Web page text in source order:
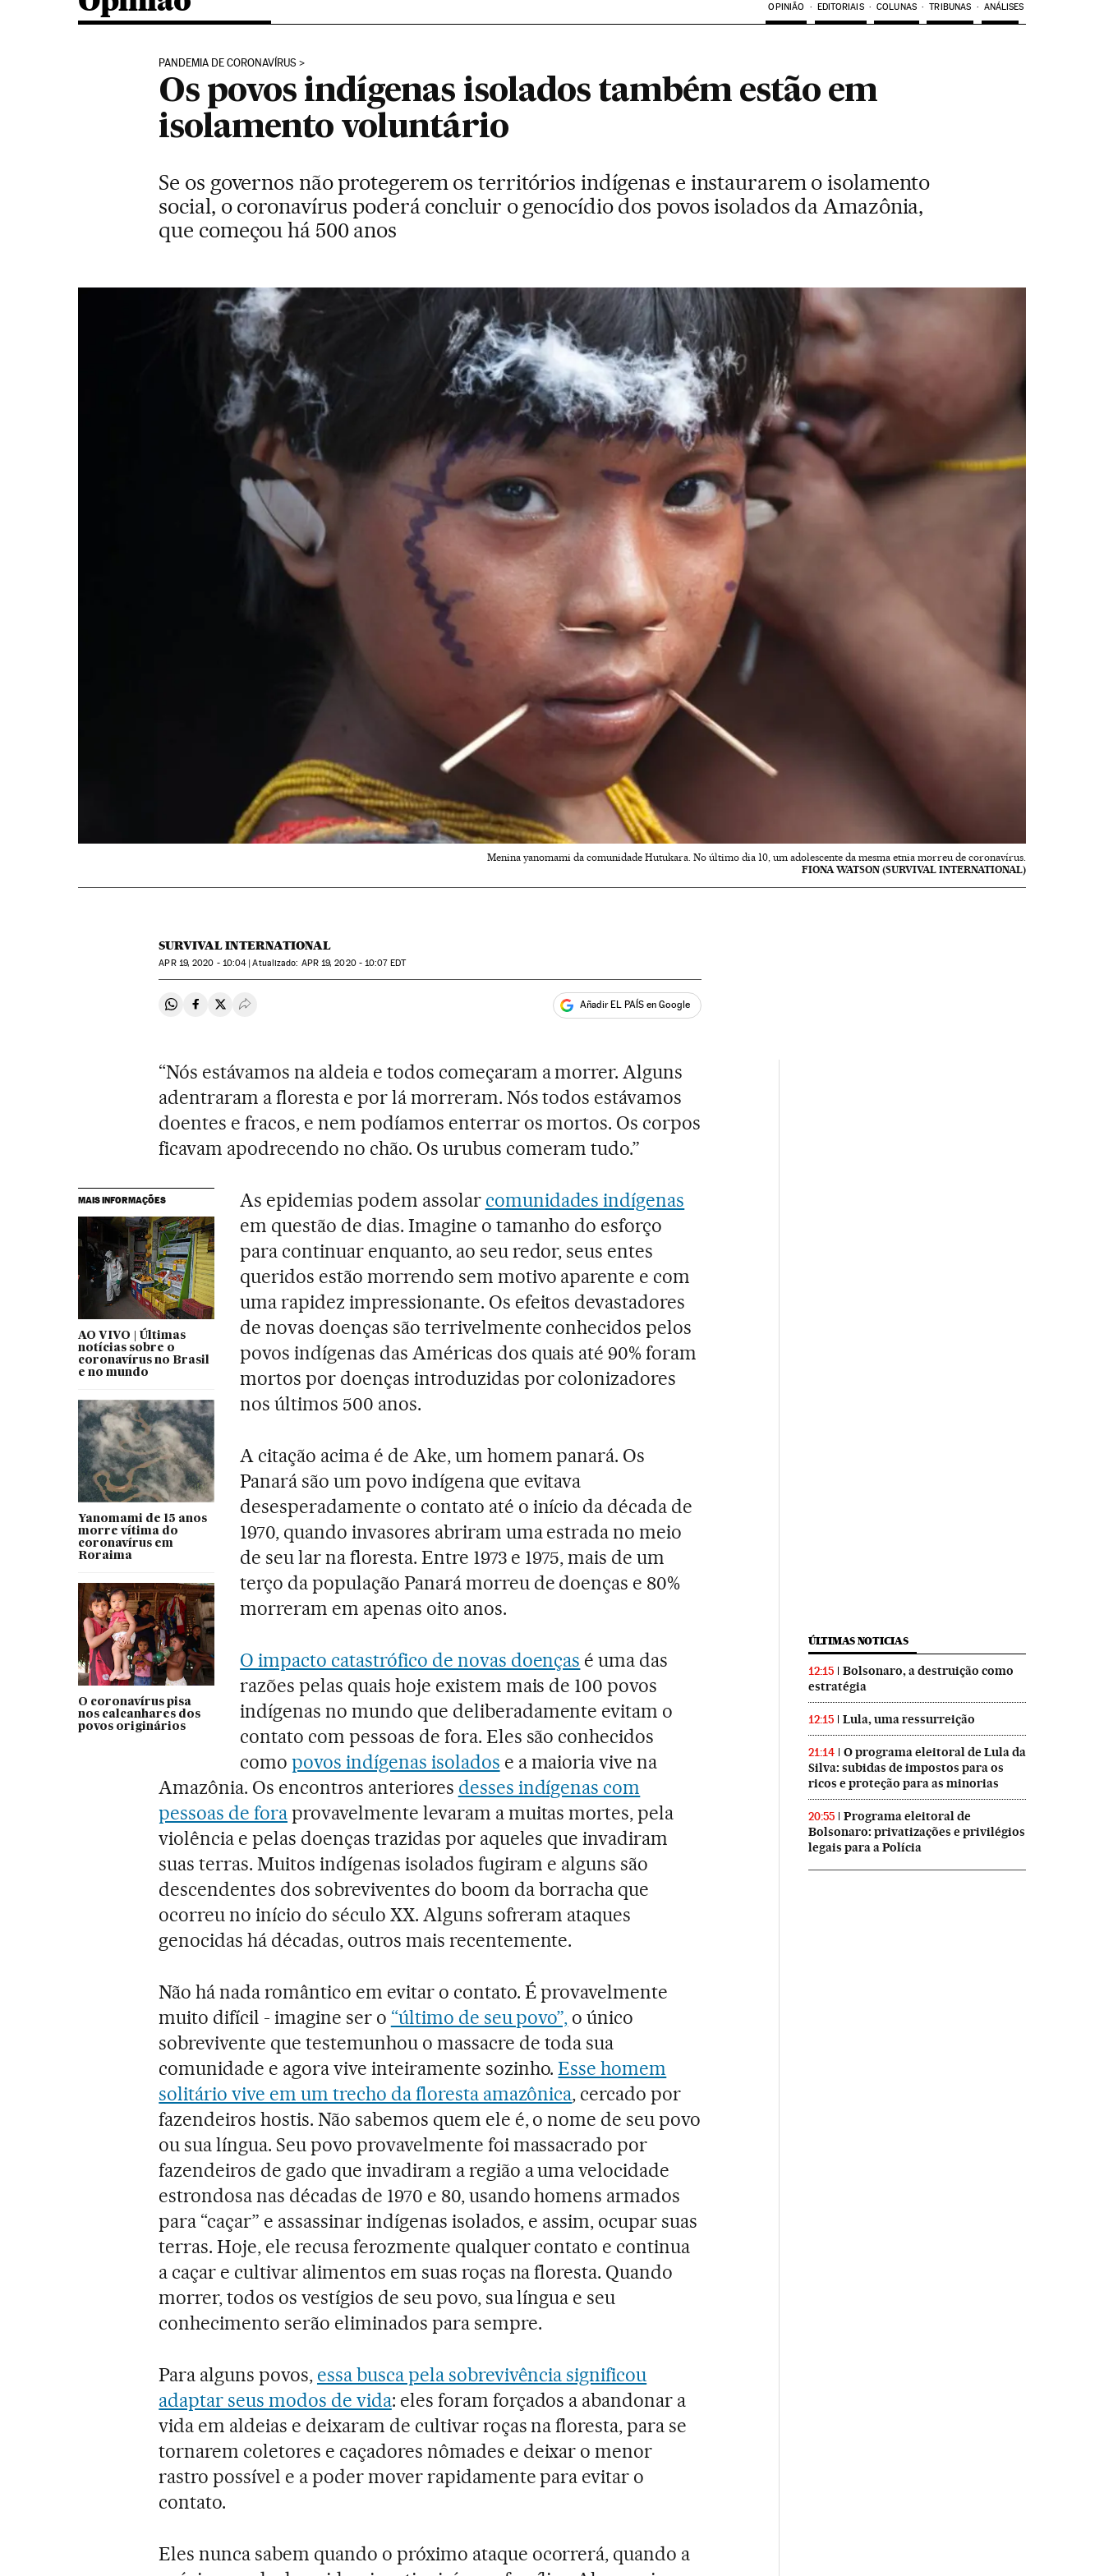
OPINIÃO EDITORIAIS COLUNAS TRIBUNAS ANÁLISES
PANDEMIA DE CORONAVÍRUS
Os povos indígenas isolados também estão em
isolamento voluntário
Se os governos não protegerem os territórios indígenas e instaurarem o isolamento
social, o coronavírus poderá concluir o genocídio dos povos isolados da Amazônia,
que começou há 500 anos
Menina yanomami da comunidade Hutukara. No último dia 10, um adolescente da mesma etnia morreu de coronavírus.
FIONA WATSON (SURVIVAL INTERNATIONAL)
SURVIVAL INTERNATIONAL
APR19, 2020 - 10:04 atualizado: APR19, 2020 - 10:07EDT
Compartir en Whatsapp
Compartir en Facebook
Compartir en Twitter
Desplegar Redes Sociales Añadir EL PAÍS en Google
“Nós estávamos na aldeia e todos começaram a morrer. Alguns
adentraram a floresta e por lá morreram. Nós todos estávamos
doentes e fracos, e nem podíamos enterrar os mortos. Os corpos
ficavam apodrecendo no chão. Os urubus comeram tudo.”
MAIS INFORMAÇÕES
AO VIVO | Últimas
notícias sobre o
coronavírus no Brasil
e no mundo
Yanomami de 15 anos
morre vítima do
coronavírus em
Roraima
O coronavírus pisa
nos calcanhares dos
povos originários
As epidemias podem assolar comunidades indígenas
em questão de dias. Imagine o tamanho do esforço
para continuar enquanto, ao seu redor, seus entes
queridos estão morrendo sem motivo aparente e com
uma rapidez impressionante. Os efeitos devastadores
de novas doenças são terrivelmente conhecidos pelos
povos indígenas das Américas dos quais até 90% foram
mortos por doenças introduzidas por colonizadores
nos últimos 500 anos.
A citação acima é de Ake, um homem panará. Os
Panará são um povo indígena que evitava
desesperadamente o contato até o início da década de
1970, quando invasores abriram uma estrada no meio
de seu lar na floresta. Entre 1973 e 1975, mais de um
terço da população Panará morreu de doenças e 80%
morreram em apenas oito anos.
O impacto catastrófico de novas doenças é uma das
razões pelas quais hoje existem mais de 100 povos
indígenas no mundo que deliberadamente evitam o
contato com pessoas de fora. Eles são conhecidos
comopovos indígenas isolados e a maioria vive na
Amazônia. Os encontros anteriores desses indígenas com
pessoas de foraprovavelmente levaram a muitas mortes, pela
violência e pelas doenças trazidas por aqueles que invadiram
suas terras. Muitos indígenas isolados fugiram e alguns são
descendentes dos sobreviventes do boom da borracha que
ocorreu no início do século XX. Alguns sofreram ataques
genocidas há décadas, outros mais recentemente.
Não há nada romântico em evitar o contato. É provavelmente
muito difícil - imagine ser o “último de seu povo”, o único
sobrevivente que testemunhou o massacre de toda sua
comunidade e agora vive inteiramente sozinho.Esse homem
solitário vive em um trecho da floresta amazônica, cercado por
fazendeiros hostis. Não sabemos quem ele é, o nome de seu povo
ou sua língua. Seu povo provavelmente foi massacrado por
fazendeiros de gado que invadiram a região a uma velocidade
estrondosa nas décadas de 1970 e 80, usando homens armados
para “caçar” e assassinar indígenas isolados, e assim, ocupar suas
terras. Hoje, ele recusa ferozmente qualquer contato e continua
a caçar e cultivar alimentos em suas roças na floresta. Quando
morrer, todos os vestígios de seu povo, sua língua e seu
conhecimento serão eliminados para sempre.
Para alguns povos, essa busca pela sobrevivência significou
adaptar seus modos de vida: eles foram forçados a abandonar a
vida em aldeias e deixaram de cultivar roças na floresta, para se
tornarem coletores e caçadores nômades e deixar o menor
rastro possível e a poder mover rapidamente para evitar o
contato.
Eles nunca sabem quando o próximo ataque ocorrerá, quando a
ÚLTIMAS NOTICIAS
12:15
Bolsonaro, a destruição como
estratégia
12:15 Lula, uma ressurreição
21:14
O programa eleitoral de Lula da
Silva: subidas de impostos para os
ricos e proteção para as minorias
20:55
Programa eleitoral de
Bolsonaro: privatizações e privilégios
legais para a Polícia